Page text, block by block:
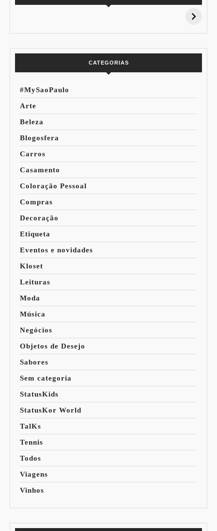
15% de
Pessoal: Os
CATEGORIAS
#MySaoPaulo
Arte
Beleza
Blogosfera
Carros
Casamento
Coloração Pessoal
Compras
Decoração
Etiqueta
Eventos e novidades
Kloset
Leituras
Moda
Música
Negócios
Objetos de Desejo
Sabores
Sem categoria
StatusKids
StatusKor World
TalKs
Tennis
Todos
Viagens
Vinhos